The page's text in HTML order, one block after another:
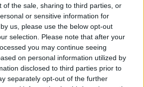
of the sale, sharing to third parties, or
or sensitive information for
us, please use the below opt-out
selection. Please note that after your
you may continue seeing
on personal information utilized by
disclosed to third parties prior to
separately opt-out of the further